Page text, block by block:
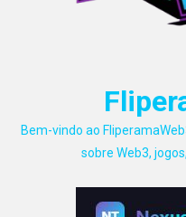
Bem-vindo ao
sobre Web3,